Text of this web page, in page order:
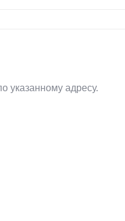
указанному адресу.